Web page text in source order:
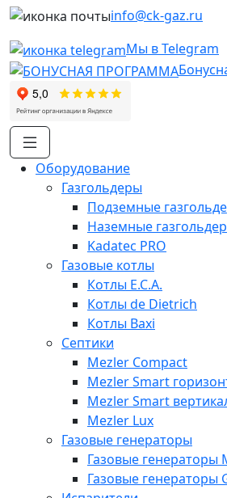
info@ck-gaz.ru
Мы в Telegram
Оборудование
Газгольдеры
Подземные
Наземные
Kadatec PRO
Газовые котлы
Котлы E.C.A.
Котлы de Dietrich
Котлы Baxi
Септики
Mezler Compact
Mezler Smart
Mezler Smart
Mezler Lux
Газовые генераторы
Газовые генераторы
Газовые генераторы